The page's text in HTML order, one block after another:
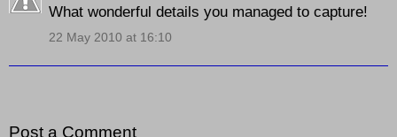
What wonderful details you managed to capture!
22 May 2010 at 16:10
Post a Comment